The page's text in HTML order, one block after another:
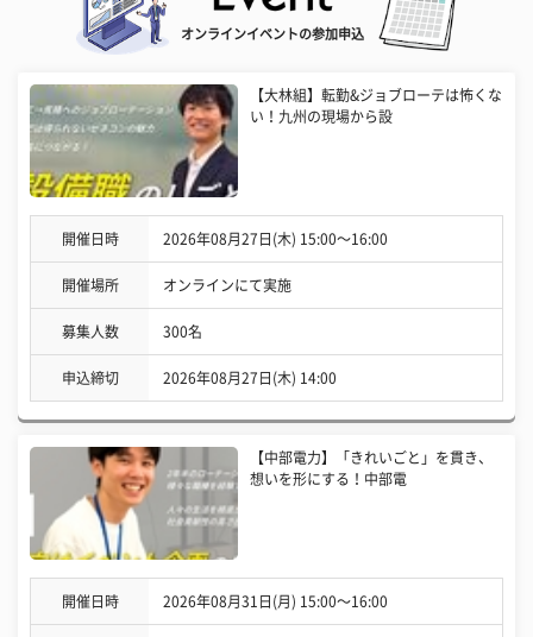
オンラインイベントの参加申込
【大林組】転勤&ジョブローテは怖くな
い！九州の現場から設
開催日時 2026年08月27日(木) 15:00〜16:00
開催場所 オンラインにて実施
募集人数 300名
申込締切 2026年08月27日(木) 14:00
【中部電力】「きれいごと」を貫き、
想いを形にする！中部電
開催日時 2026年08月31日(月) 15:00〜16:00